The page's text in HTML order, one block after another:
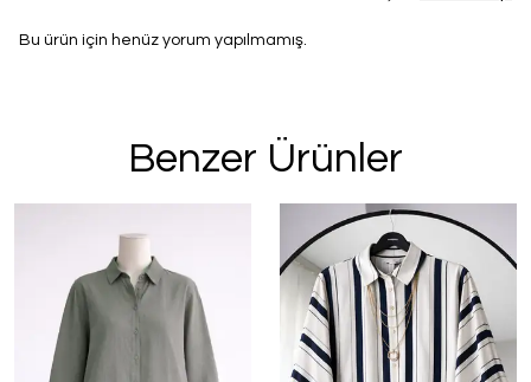
Bu ürün için henüz yorum yapılmamış.
Benzer Ürünler